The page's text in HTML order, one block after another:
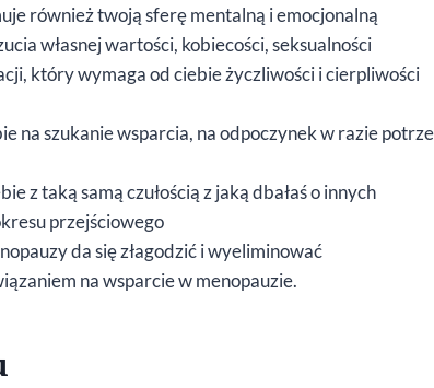
również twoją sferę mentalną i emocjonalną
własnej wartości, kobiecości, seksualności
który wymaga od ciebie życzliwości i cierpliwości
na szukanie wsparcia, na odpoczynek w razie
z taką samą czułością z jaką dbałaś o innych
przejściowego
da się złagodzić i wyeliminować
na wsparcie w menopauzie.